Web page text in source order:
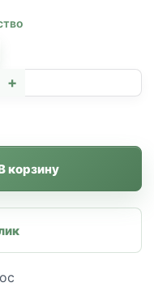
+
корзину